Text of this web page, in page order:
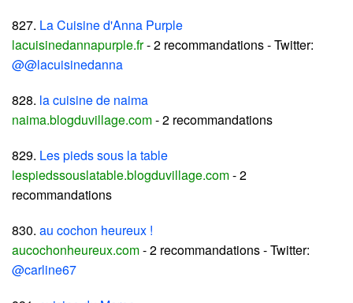
827. La Cuisine d'Anna Purple
lacuisinedannapurple.fr- 2 recommandations - Twitter:
@@lacuisinedanna
828. la cuisine de naima
naima.blogduvillage.com- 2 recommandations
829. Les pieds sous la table
lespiedssouslatable.blogduvillage.com- 2
recommandations
830. au cochon heureux !
aucochonheureux.com- 2 recommandations - Twitter:
@carline67